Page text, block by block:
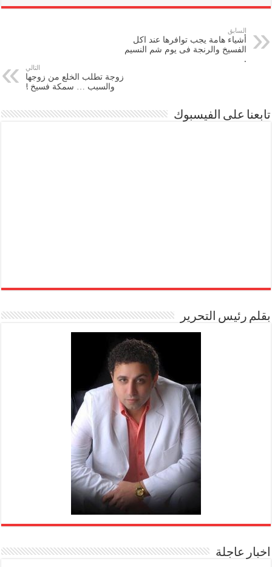
السابق
أشياء هامة يجب توافرها عند اكل
الفسيخ والرنجة فى يوم شم النسيم
.
التالي
زوجة تطلب الخلع من زوجها
والسبب … سمكة فسيخ !
تابعنا على الفيسبوك
بقلم رئيس التحرير
اخبار عاجلة